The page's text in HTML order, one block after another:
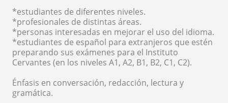
*estudiantes de diferentes niveles.
*profesionales de distintas áreas.
*personas interesadas en mejorar el uso del idioma.
*estudiantes de español para extranjeros que estén
preparando sus exámenes para el Instituto
Cervantes (en los niveles A1, A2, B1, B2, C1, C2).
Énfasis en conversación, redacción, lectura y
gramática.